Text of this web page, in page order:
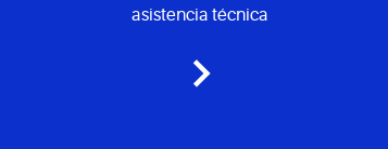
asistencia técnica